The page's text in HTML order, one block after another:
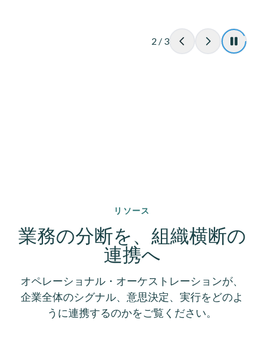
2 / 3
リソース
業務の分断を、組織横断の
連携へ
オペレーショナル・オーケストレーションが、
企業全体のシグナル、意思決定、実行をどのよ
うに連携するのかをご覧ください。